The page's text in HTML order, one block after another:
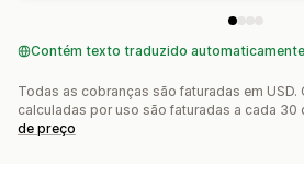
Contém texto traduzido automaticamente
Todas as cobranças são faturadas em USD.
calculadas por uso são faturadas a cada 30
de preço